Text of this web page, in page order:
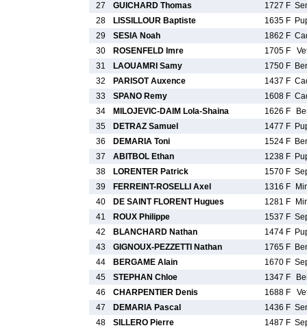
27
GUICHARD Thomas 1727 F
28
LISSILLOUR Baptiste 1635 F
29
SESIA Noah 1862 F
30
ROSENFELD Imre 1705 F
31
LAOUAMRI Samy 1750 F
32
PARISOT Auxence 1437 F
33
SPANO Remy 1608 F
34
MILOJEVIC-DAIM Lola-Shaina 1626 F
35
DETRAZ Samuel 1477 F
36
DEMARIA Toni 1524 F
37
ABITBOL Ethan 1238 F
38
LORENTER Patrick 1570 F
39
FERREINT-ROSELLI Axel 1316 F
40
DE SAINT FLORENT Hugues 1281 F
41
ROUX Philippe 1537 F
42
BLANCHARD Nathan 1474 F
43
GIGNOUX-PEZZETTI Nathan 1765 F
44
BERGAME Alain 1670 F
45
STEPHAN Chloe 1347 F
46
CHARPENTIER Denis 1688 F
47
DEMARIA Pascal 1436 F
48
SILLERO Pierre 1487 F